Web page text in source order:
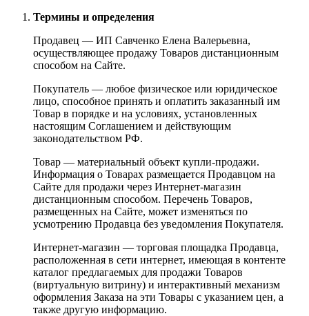
Термины и определения
Продавец — ИП Савченко Елена Валерьевна,
осуществляющее продажу Товаров дистанционным
способом на Сайте.
Покупатель — любое физическое или юридическое
лицо, способное принять и оплатить заказанный им
Товар в порядке и на условиях, установленных
настоящим Соглашением и действующим
законодательством РФ.
Товар — материальный объект купли-продажи.
Информация о Товарах размещается Продавцом на
Сайте для продажи через Интернет-магазин
дистанционным способом. Перечень Товаров,
размещенных на Сайте, может изменяться по
усмотрению Продавца без уведомления Покупателя.
Интернет-магазин — торговая площадка Продавца,
расположенная в сети интернет, имеющая в контенте
каталог предлагаемых для продажи Товаров
(виртуальную витрину) и интерактивный механизм
оформления Заказа на эти Товары с указанием цен, а
также другую информацию.